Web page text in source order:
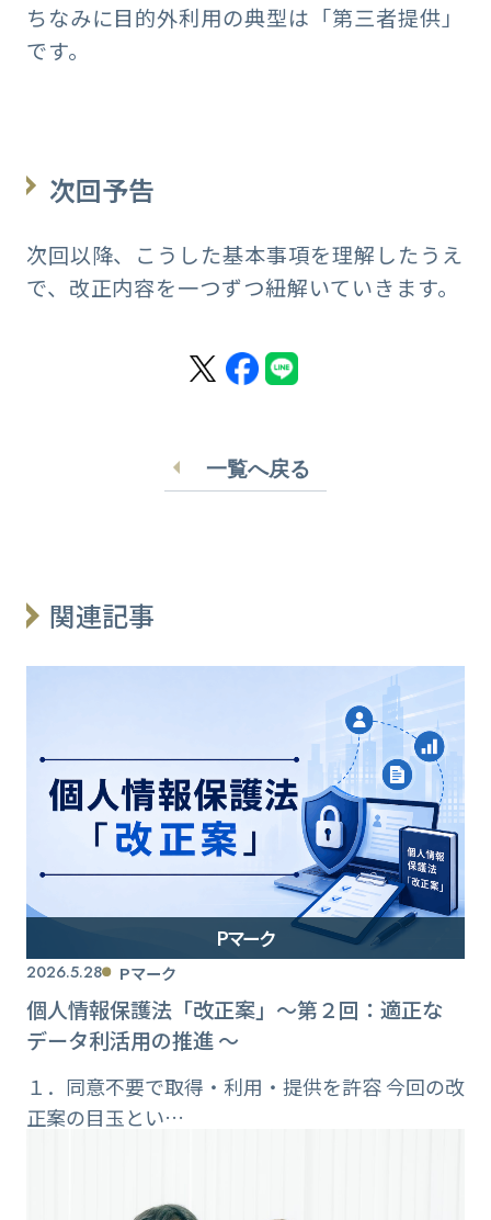
ちなみに目的外利用の典型は「第三者提供」
です。
次回予告
次回以降、こうした基本事項を理解したうえ
で、改正内容を一つずつ紐解いていきます。
一覧へ戻る
関連記事
Pマーク
2026.5.28 Pマーク
個人情報保護法「改正案」〜第２回：適正な
データ利活用の推進 〜
１．同意不要で取得・利用・提供を許容 今回の改
正案の目玉とい…